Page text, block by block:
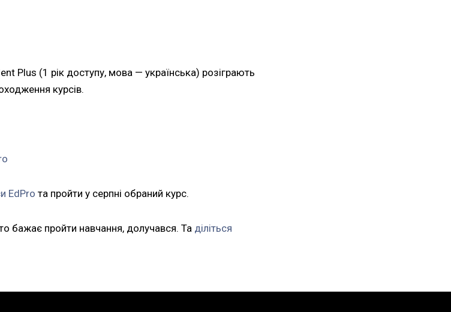
Plus (1 рік доступу, мова — українська) розіграють
курсів.
EdPro та пройти у серпні обраний курс.
бажає пройти навчання, долучався. Та діліться